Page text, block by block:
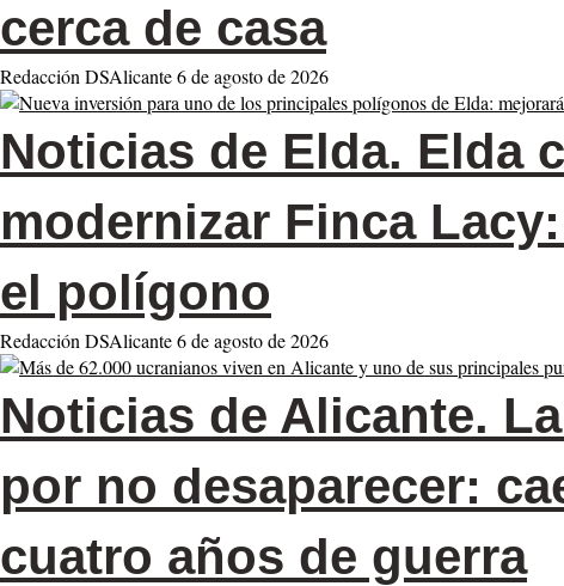
cerca de casa
Redacción DSAlicante6 de agosto de 2026
Noticias de Elda. Elda
modernizar Finca
el polígono
Redacción DSAlicante6 de agosto de 2026
Noticias de Alicante.
por no desaparecer:
cuatro años de guerra